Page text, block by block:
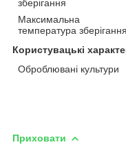
зберігання
Максимальна
температура зберігання
Користувацькі
Оброблювані культури
Приховати